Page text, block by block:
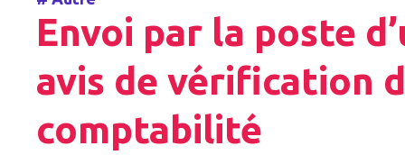
Envoi par la poste
avis de vérification
comptabilité